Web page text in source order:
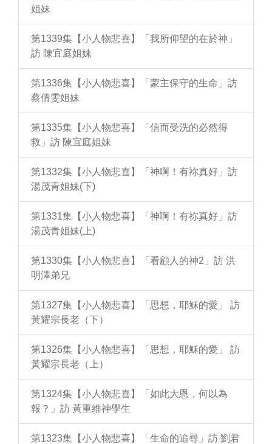
姐妹
第1339集【小人物悲喜】「我所仰望的在於神」
訪 陳宜庭姐妹
第1336集【小人物悲喜】「蒙主保守的生命」訪
蔡倩雯姐妹
第1335集【小人物悲喜】「信而受洗的必然得
救」訪 陳宜庭姐妹
第1332集【小人物悲喜】「神啊！有祢真好」訪
湯茂青姐妹(下)
第1331集【小人物悲喜】「神啊！有祢真好」訪
湯茂青姐妹(上)
第1330集【小人物悲喜】「看顧人的神2」訪 洪
明澤弟兄
第1327集【小人物悲喜】「思想，耶穌的愛」 訪
黃耀宗長老（下）
第1326集【小人物悲喜】「思想，耶穌的愛」 訪
黃耀宗長老（上）
第1324集【小人物悲喜】「如此大恩，何以為
報？」訪 黃重維神學生
第1323集【小人物悲喜】「生命的追尋」訪 劉君